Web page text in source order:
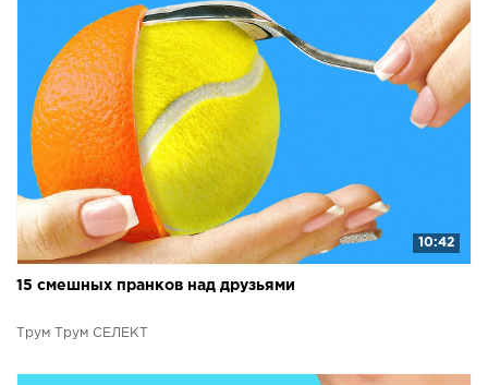
10:42
15 смешных пранков над друзьями
Трум Трум СЕЛЕКТ